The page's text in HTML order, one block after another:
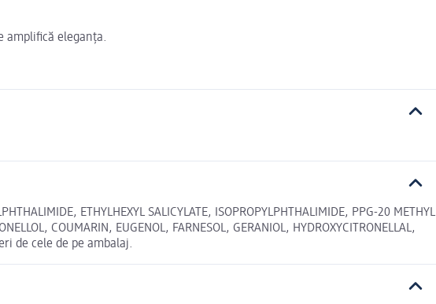
amplifică eleganța.
ETHYLHEXYL SALICYLATE, ISOPROPYLPHTHALIMIDE, PPG-20 METHYL
COUMARIN, EUGENOL, FARNESOL, GERANIOL, HYDROXYCITRONELLAL,
de cele de pe ambalaj.